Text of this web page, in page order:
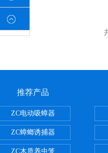
推荐产品
ZC电动吸蟑器
ZC蟑螂诱捕器
ZC木质养虫笼